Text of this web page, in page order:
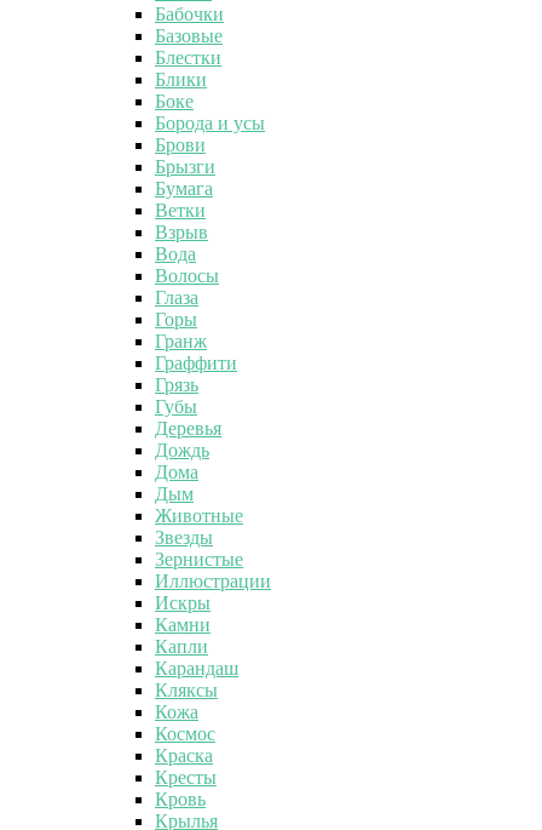
Бабочки
Базовые
Блестки
Блики
Боке
Борода и усы
Брови
Брызги
Бумага
Ветки
Взрыв
Вода
Волосы
Глаза
Горы
Гранж
Граффити
Грязь
Губы
Деревья
Дождь
Дома
Дым
Животные
Звезды
Зернистые
Иллюстрации
Искры
Камни
Капли
Карандаш
Кляксы
Кожа
Космос
Краска
Кресты
Кровь
Крылья